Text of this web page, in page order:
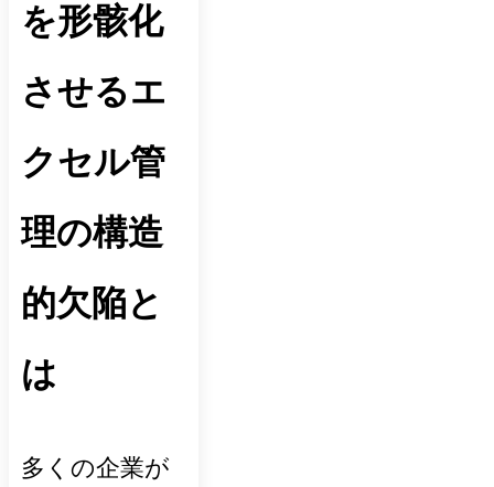
を形骸化
させるエ
クセル管
理の構造
的欠陥と
は
多くの企業が